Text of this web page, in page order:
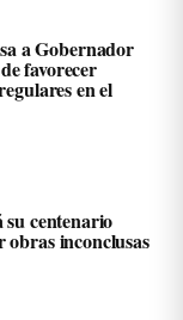
a Gobernador
favorecer
en el
centenario
obras inconclusas